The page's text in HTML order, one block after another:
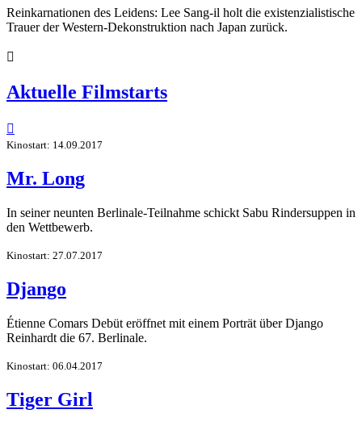
Reinkarnationen des Leidens: Lee Sang-il holt die existenzialistische
Trauer der Western-Dekonstruktion nach Japan zurück.

Aktuelle Filmstarts

Kinostart: 14.09.2017
Mr. Long
In seiner neunten Berlinale-Teilnahme schickt Sabu Rindersuppen in
den Wettbewerb.
Kinostart: 27.07.2017
Django
Étienne Comars Debüt eröffnet mit einem Porträt über Django
Reinhardt die 67. Berlinale.
Kinostart: 06.04.2017
Tiger Girl